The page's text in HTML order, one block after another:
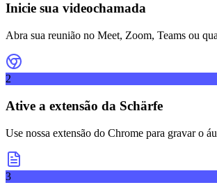
Inicie sua videochamada
Abra sua reunião no Meet, Zoom, Teams ou
2
Ative a extensão da Schärfe
Use nossa extensão do Chrome para gravar o
3